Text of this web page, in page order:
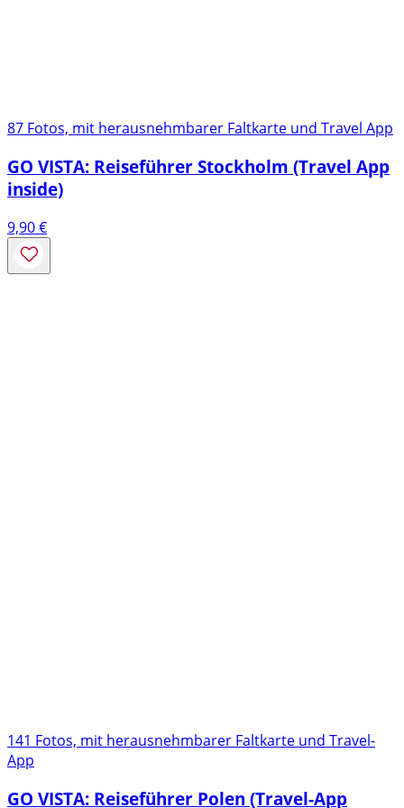
87 Fotos, mit herausnehmbarer Faltkarte und Travel App
GO VISTA: Reiseführer Stockholm (Travel App
inside)
9,90€
141 Fotos, mit herausnehmbarer Faltkarte und Travel-
App
GO VISTA: Reiseführer Polen (Travel-App